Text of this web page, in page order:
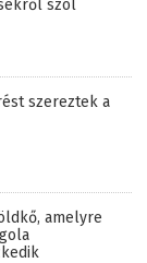
szól
szereztek a
amelyre